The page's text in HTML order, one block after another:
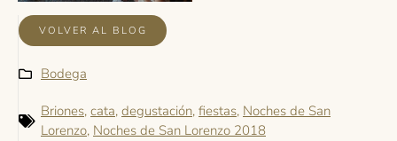
VOLVER AL BLOG
Bodega
Briones, cata, degustación, fiestas, Noches de San
Lorenzo, Noches de San Lorenzo 2018